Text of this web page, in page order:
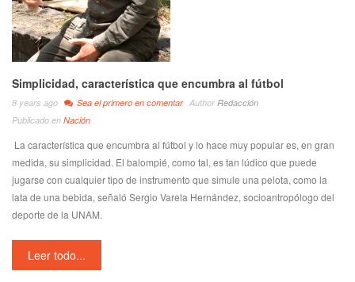
Simplicidad, característica que encumbra al fútbol
8 years ago Sea el primero en comentar Author Redacción
Publicado en Nación
La característica que encumbra al fútbol y lo hace muy popular es, en gran
medida, su simplicidad. El balompié, como tal, es tan lúdico que puede
jugarse con cualquier tipo de instrumento que simule una pelota, como la
lata de una bebida, señaló Sergio Varela Hernández, socioantropólogo del
deporte de la UNAM.
Leer todo...